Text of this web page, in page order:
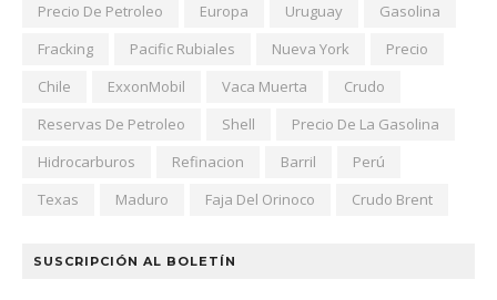
Precio De Petroleo
Europa Uruguay
Gasolina
Fracking
Pacific Rubiales Nueva York
Precio
Chile
ExxonMobil Vaca Muerta
Crudo
Reservas De Petroleo
Shell
Precio De La Gasolina
Hidrocarburos
Refinacion Barril
Perú
Texas
Maduro Faja Del Orinoco Crudo Brent
SUSCRIPCIÓN AL BOLETÍN